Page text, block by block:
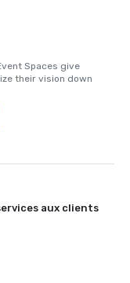
Spaces give
their vision down
aux clients